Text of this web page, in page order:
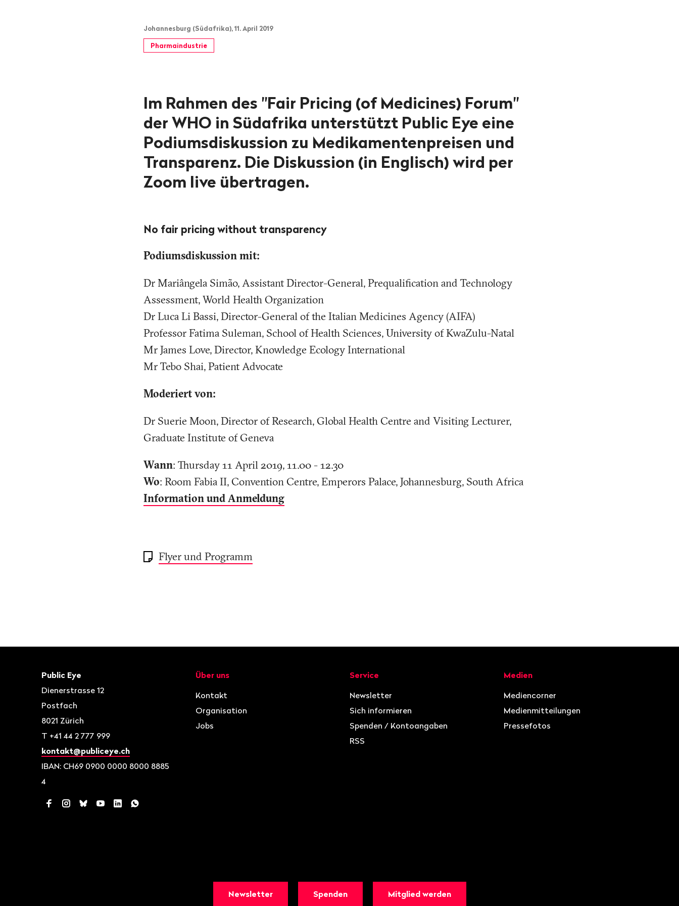
Johannesburg (Südafrika), 11. April 2019
Pharmaindustrie
Im Rahmen des "Fair Pricing (of Medicines) Forum"
der WHO in Südafrika unterstützt Public Eye eine
Podiumsdiskussion zu Medikamentenpreisen und
Transparenz. Die Diskussion (in Englisch) wird per
Zoom live übertragen.
No fair pricing without transparency
Podiumsdiskussion mit:
Dr Mariângela Simão, Assistant Director-General, Prequalification and Technology
Assessment, World Health Organization
Dr Luca Li Bassi, Director-General of the Italian Medicines Agency (AIFA)
Professor Fatima Suleman, School of Health Sciences, University of KwaZulu-Natal
Mr James Love, Director, Knowledge Ecology International
Mr Tebo Shai, Patient Advocate
Moderiert von:
Dr Suerie Moon, Director of Research, Global Health Centre and Visiting Lecturer,
Graduate Institute of Geneva
Wann: Thursday 11 April 2019, 11.00 - 12.30
Wo: Room Fabia II, Convention Centre, Emperors Palace, Johannesburg, South Africa
Information und Anmeldung
Flyer und Programm
Kontakt
Public Eye
Dienerstrasse 12
Postfach
8021 Zürich
T +41 44 2 777 999
kontakt@publiceye.ch
IBAN: CH69 0900 0000 8000 8885
4
FacebookInstagram
BlueskyYouTubeLinkedInWhatsApp
Navigation
Über uns
Kontakt
Organisation
Jobs
Service
Newsletter
Sich informieren
Spenden / Kontoangaben
RSS
Medien
Mediencorner
Medienmitteilungen
Pressefotos
Newsletter Spenden Mitglied werden